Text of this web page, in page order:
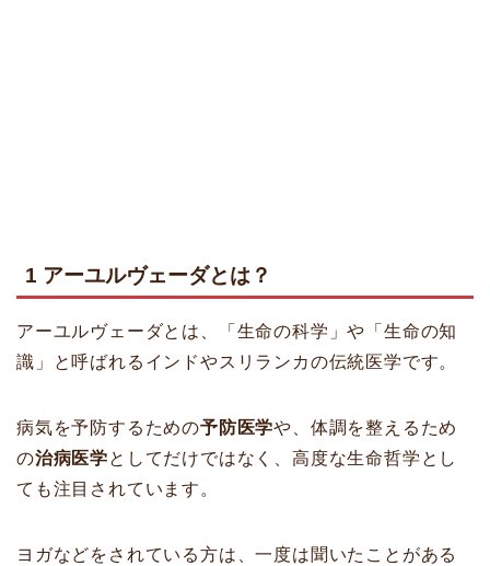
1 アーユルヴェーダとは？
アーユルヴェーダとは、「生命の科学」や「生命の知
識」と呼ばれるインドやスリランカの伝統医学です。
病気を予防するための予防医学や、体調を整えるため
の治病医学としてだけではなく、高度な生命哲学とし
ても注目されています。
ヨガなどをされている方は、一度は聞いたことがある